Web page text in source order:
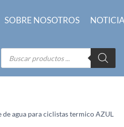
SOBRE NOSOTROS
Búsqueda
de
productos
de agua para ciclistas termico AZUL